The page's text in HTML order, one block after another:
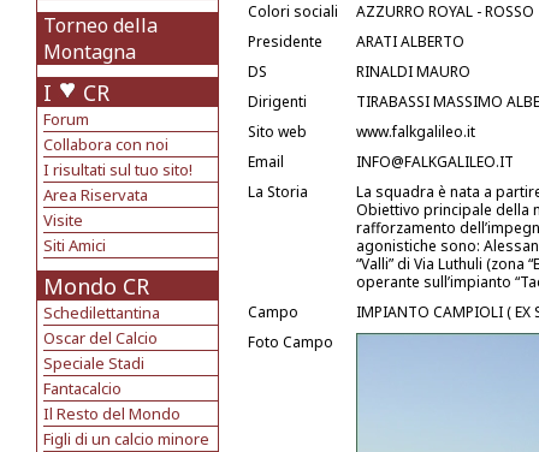
Torneo della
Montagna
I CR
Forum
Collabora con noi
I risultati sul tuo sito!
Area Riservata
Visite
Siti Amici
Mondo CR
Schedilettantina
Oscar del Calcio
Speciale Stadi
Fantacalcio
Il Resto del Mondo
Figli di un calcio minore
Colori sociali
AZZURRO ROYAL - ROSSO
Presidente
ARATI ALBERTO
DS
RINALDI MAURO
Dirigenti
TIRABASSI MASSIMO
Sito web
www.falkgalileo.it
Email
INFO@FALKGALILEO.IT
La Storia
La squadra è nata a
Obiettivo principale della
rafforzamento
agonistiche sono:
“Valli” di Via Luthuli (zona
operante sull’impianto
Campo
IMPIANTO CAMPIOLI ( EX
Foto Campo